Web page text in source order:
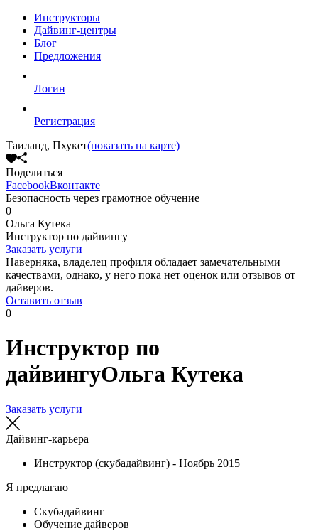
Инструкторы
Дайвинг-центры
Блог
Предложения
Логин
Регистрация
Таиланд, Пхукет(показать на карте)
Поделиться
FacebookВконтакте
Безопасность через грамотное обучение
0
Ольга Кутека
Инструктор по дайвингу
Заказать услуги
Наверняка, владелец профиля обладает замечательными
качествами, однако, у него пока нет оценок или отзывов от
дайверов.
Оставить отзыв
0
Инструктор по
дайвингуОльга Кутека
Заказать услуги
Дайвинг-карьера
Инструктор (скубадайвинг) - Ноябрь 2015
Я предлагаю
Cкубадайвинг
Обучение дайверов